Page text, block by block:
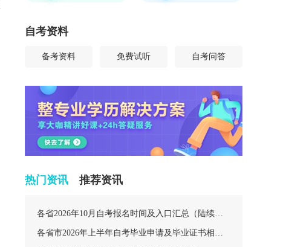
自考资料
备考资料 免费试听 自考问答
热门资讯
各省2026年10月自考报名时间及入口汇总（陆续更新中）
各省市2026年上半年自考毕业申请及毕业证书相关安排汇总
推荐资讯